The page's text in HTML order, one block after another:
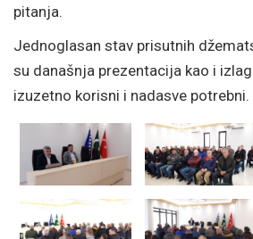
pitanja.
Jednoglasan stav prisutnih
su današnja prezentacija kao i
izuzetno korisni i nadasve potrebni.